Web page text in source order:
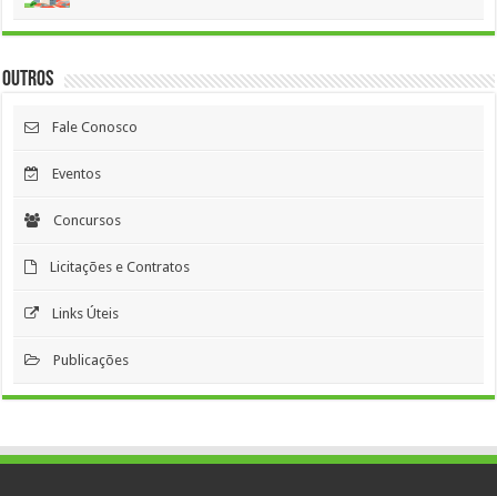
Outros
Fale Conosco
Eventos
Concursos
Licitações e Contratos
Links Úteis
Publicações